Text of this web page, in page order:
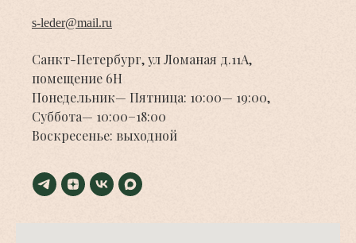
s-leder@mail.ru
Санкт-Петербург, ул Ломаная д.11А,
помещение 6Н
Понедельник— Пятница: 10:00— 19:00,
Суббота— 10:00−18:00
Воскресенье: выходной